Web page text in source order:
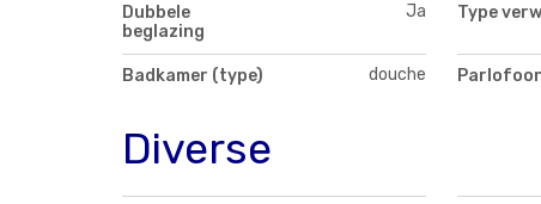
Dubbele
beglazing
Ja Type
Badkamer (type) douche
Diverse